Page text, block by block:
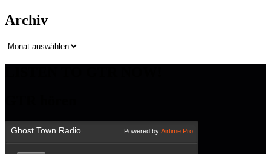
Archiv
Archiv